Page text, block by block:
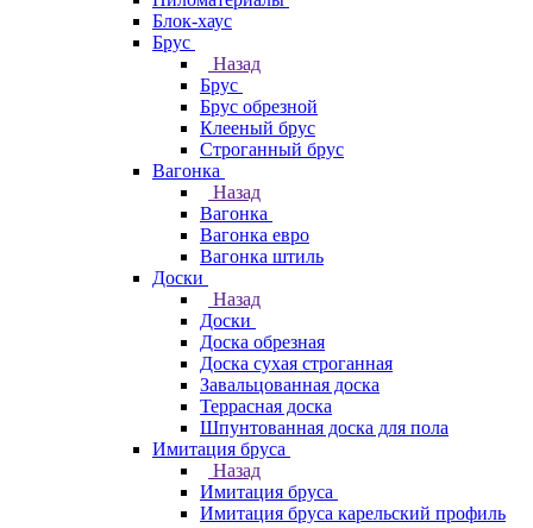
Блок-хаус
Брус
Назад
Брус
Брус обрезной
Клееный брус
Строганный брус
Вагонка
Назад
Вагонка
Вагонка евро
Вагонка штиль
Доски
Назад
Доски
Доска обрезная
Доска сухая строганная
Завальцованная доска
Террасная доска
Шпунтованная доска для пола
Имитация бруса
Назад
Имитация бруса
Имитация бруса карельский профиль